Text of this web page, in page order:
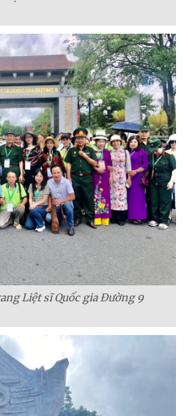
Liệt sĩ Quốc gia Đường 9